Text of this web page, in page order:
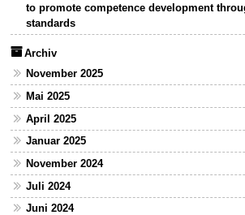
to promote competence development
standards
Archiv
November 2025
Mai 2025
April 2025
Januar 2025
November 2024
Juli 2024
Juni 2024